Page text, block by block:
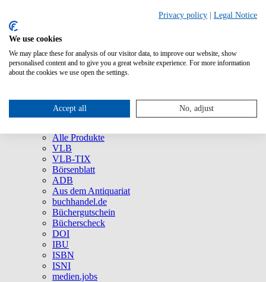
Über uns
Unternehmen
Presse
Service
Alle Produkte
VLB
VLB-TIX
Börsenblatt
ADB
Aus dem Antiquariat
buchhandel.de
Büchergutschein
Bücherscheck
DOI
IBU
ISBN
ISNI
medien.jobs
Privacy policy Legal Notice
We use cookies
We may place these for analysis of our visitor data, to improve our website, show
personalised content and to give you a great website experience. For more information
about the cookies we use open the settings.
Accept all No, adjust